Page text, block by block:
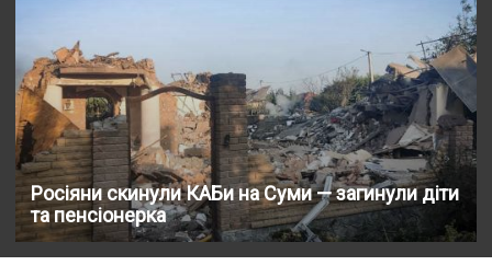
Росіяни скинули КАБи на Суми — загинули діти
та пенсіонерка